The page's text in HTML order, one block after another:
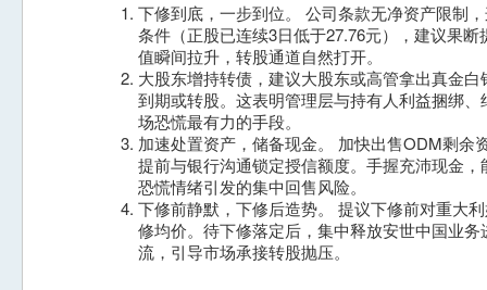
下修到底，一步到位。 公司条款无净资产限制
条件（正股已连续3日低于27.76元），建议果
值瞬间拉升，转股通道自然打开。
大股东增持转债，建议大股东或高管拿出真金
到期或转股。这表明管理层与持有人利益捆绑
场恐慌最有力的手段。
加速处置资产，储备现金。 加快出售ODM剩余
提前与银行沟通锁定授信额度。手握充沛现金
恐慌情绪引发的集中回售风险。
下修前静默，下修后造势。 提议下修前对重大
修均价。待下修落定后，集中释放安世中国业
流，引导市场承接转股抛压。